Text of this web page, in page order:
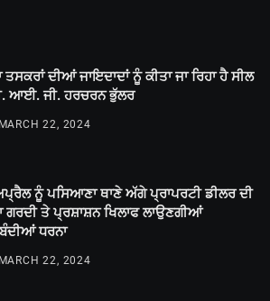
ਤਸਕਰਾਂ ਦੀਆਂ ਜਾਇਦਾਦਾਂ ਨੂੰ ਕੀਤਾ ਜਾ ਰਿਹਾ ਹੈ ਸੀਲ
ਆਈ. ਜੀ. ਹਰਚਰਨ ਭੁੱਲਰ
MARCH 22, 2024
ਨੂੰ ਪਸਿਆਣਾ ਥਾਣੇ ਅੱਗੇ ਪ੍ਰਾਪਰਟੀ ਡੀਲਰ ਦੀ
ਗਰਦੀ ਤੇ ਪ੍ਰਸ਼ਾਸ਼ਨ ਖਿਲਾਫ ਲਾਉਣਗੀਆਂ
ਧਰਨਾ
MARCH 22, 2024